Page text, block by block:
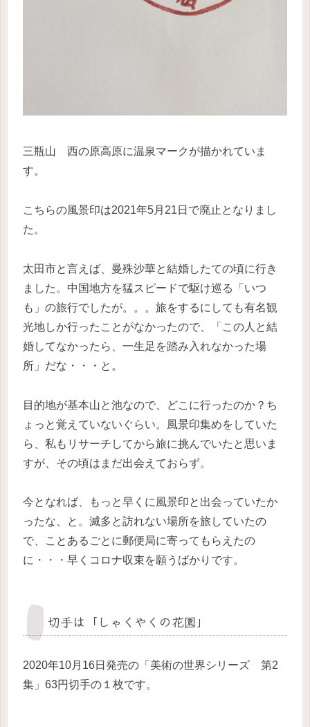
三瓶山 西の原高原に温泉マークが描かれていま
す。
こちらの風景印は2021年5月21日で廃止となりまし
た。
太田市と言えば、曼殊沙華と結婚したての頃に行き
ました。中国地方を猛スピードで駆け巡る「いつ
も」の旅行でしたが。。。旅をするにしても有名観
光地しか行ったことがなかったので、「この人と結
婚してなかったら、一生足を踏み入れなかった場
所」だな・・・と。
目的地が基本山と池なので、どこに行ったのか？ち
ょっと覚えていないぐらい。風景印集めをしていた
ら、私もリサーチしてから旅に挑んでいたと思いま
すが、その頃はまだ出会えておらず。
今となれば、もっと早くに風景印と出会っていたか
ったな、と。滅多と訪れない場所を旅していたの
で、ことあるごとに郵便局に寄ってもらえたの
に・・・早くコロナ収束を願うばかりです。
切手は「しゃくやくの花園」
2020年10月16日発売の「美術の世界シリーズ 第2
集」63円切手の１枚です。